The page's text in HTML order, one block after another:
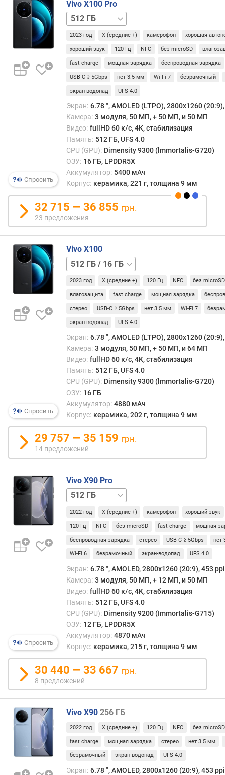
то
всего
реже
с
п
е
я
"
)
ч
а
с
т
о
т
а
е
р
с
о
о
т
н
о
ш
е
и
с
п
у
с
(
%
)
о
Спросить
Vivo X100 Pro
256 ГБ
2023 год X (средние +) камерофон хорошая
хороший звук 120 Гц NFC без microSD
fast charge мощная зарядка беспроводная зарядка
USB-C ≥ 5Gbps нет 3.5 мм Wi-Fi 7 безрамочный
экран-водопад UFS 4.0
Экран: 6.78 ", AMOLED (LTPO), 2800х1260
Камера: 3 модуля, 50 МП, + 50 МП, и 50 МП
Видео: fullHD 60 к/с, 4K, стабилизация
Память: 512 ГБ, UFS 4.0
CPU (GPU): Dimensity 9300 (lmmortalis-G720)
ОЗУ: 16 ГБ, LPDDR5X
Аккумулятор: 5400 мАч
Корпус: керамика, 221 г, толщина 9 мм
32 715 — 36 855 грн.
23 предложения
Спросить
Vivo X100
256 ГБ
/
12 ГБ256 ГБ
2023 год X (средние +) 120 Гц NFC без microSD
влагозащита fast charge мощная зарядка
стерео USB-C ≥ 5Gbps нет 3.5 мм Wi-Fi 7
экран-водопад UFS 4.0
Экран: 6.78 ", AMOLED (LTPO), 2800х1260
Камера: 3 модуля, 50 МП, + 50 МП, и 64 МП
Видео: fullHD 60 к/с, 4K, стабилизация
Память: 512 ГБ, UFS 4.0
CPU (GPU): Dimensity 9300 (lmmortalis-G720)
ОЗУ: 16 ГБ
Аккумулятор: 4880 мАч
Корпус: керамика, 202 г, толщина 9 мм
29 757 — 35 159 грн.
14 предложений
Спросить
Vivo X90 Pro
256 ГБ
2022 год X (средние +) камерофон хороший звук
120 Гц NFC без microSD fast charge мощная
беспроводная зарядка стерео USB-C ≥ 5Gbps нет
Wi-Fi 6 безрамочный экран-водопад UFS 4.0
Экран: 6.78 ", AMOLED, 2800х1260 (20:9), 453
Камера: 3 модуля, 50 МП, + 12 МП, и 50 МП
Видео: fullHD 60 к/с, 4K, стабилизация
Память: 512 ГБ, UFS 4.0
CPU (GPU): Dimensity 9200 (Immortalis-G715)
ОЗУ: 12 ГБ, LPDDR5X
Аккумулятор: 4870 мАч
Корпус: керамика, 215 г, толщина 9 мм
30 440 — 33 667 грн.
8 предложений
Vivo X90 256 ГБ
2022 год X (средние +) 120 Гц NFC без microSD
fast charge мощная зарядка стерео нет 3.5 мм
безрамочный экран-водопад UFS 4.0
Экран: 6.78 ", AMOLED, 2800х1260 (20:9), 453